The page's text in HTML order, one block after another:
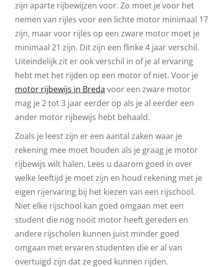
zijn aparte rijbewijzen voor. Zo moet je voor het
nemen van rijles voor een lichte motor minimaal 17
zijn, maar voor rijles op een zware motor moet je
minimaal 21 zijn. Dit zijn een flinke 4 jaar verschil.
Uiteindelijk zit er ook verschil in of je al ervaring
hebt met het rijden op een motor of niet. Voor je
motor rijbewijs in Breda voor een zware motor
mag je 2 tot 3 jaar eerder op als je al eerder een
ander motor rijbewijs hebt behaald.
Zoals je leest zijn er een aantal zaken waar je
rekening mee moet houden als je graag je motor
rijbewijs wilt halen. Lees u daarom goed in over
welke leeftijd je moet zijn en houd rekening met je
eigen rijervaring bij het kiezen van een rijschool.
Niet elke rijschool kan goed omgaan met een
student die nog nooit motor heeft gereden en
andere rijscholen kunnen juist minder goed
omgaan met ervaren studenten die er al van
overtuigd zijn dat ze goed kunnen rijden.